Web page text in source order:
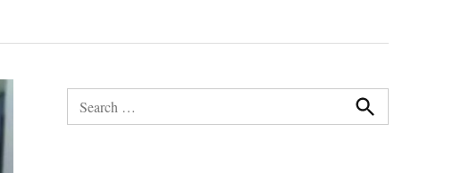
Search
for:
Search